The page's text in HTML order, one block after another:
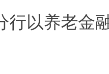
行以养老金